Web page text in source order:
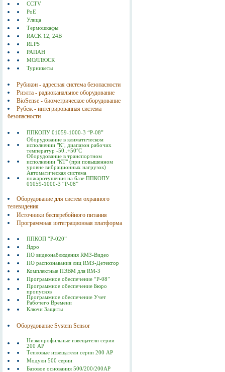
CCTV
PoE
Улица
Термошкафы
RACK 12, 24В
RLPS
РАПАН
МОЛЛЮСК
Турникеты
Рубикон - адресная система безопасности
Риэлта - радиоканальное оборудование
BioSense - биометрическое оборудование
Рубеж - интегрированная система
безопасности
ППКОПУ 01059-1000-3 “Р-08”
Оборудование в климатическом
исполнении "К", диапазон рабочих
температур -50..+50°С
Оборудование в транспортном
исполнении "КТ" (при повышенном
уровне вибрационных нагрузок)
Автоматическая система
пожаротушения на базе ППКОПУ
01059-1000-3 “Р-08”
Оборудование для систем охранного
телевидения
Источники бесперебойного питания
Программная интеграционная платформа
ППКОП “Р-020”
Ядро
ПО видеонаблюдения RM3-Видео
ПО распознавания лиц RM3-Детектор
Комплектные ПЭВМ для RM-3
Программное обеспечение “Р-08”
Программное обеспечение Бюро
пропусков
Программное обеспечение Учет
Рабочего Времени
Ключи Защиты
Оборудование System Sensor
Низкопрофильные извещатели серии
200 АР
Тепловые извещатели серии 200 АР
Модули 500 серии
Базовое основания 500/200/200AP